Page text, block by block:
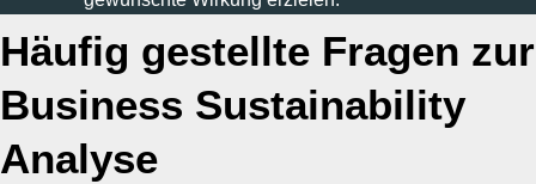
Häufig gestellte Fragen zur
Business Sustainability
Analyse